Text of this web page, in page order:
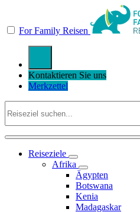
For Family Reisen
Kontaktieren Sie uns
Merkzettel
Reiseziele
Afrika
Ägypten
Botswana
Kenia
Madagaskar